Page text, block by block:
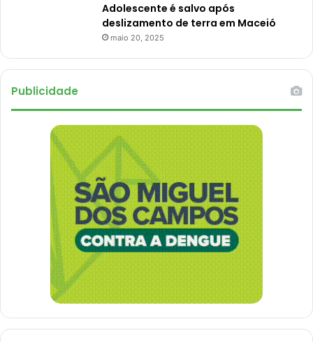
Adolescente é salvo após
deslizamento de terra em Maceió
maio 20, 2025
Publicidade